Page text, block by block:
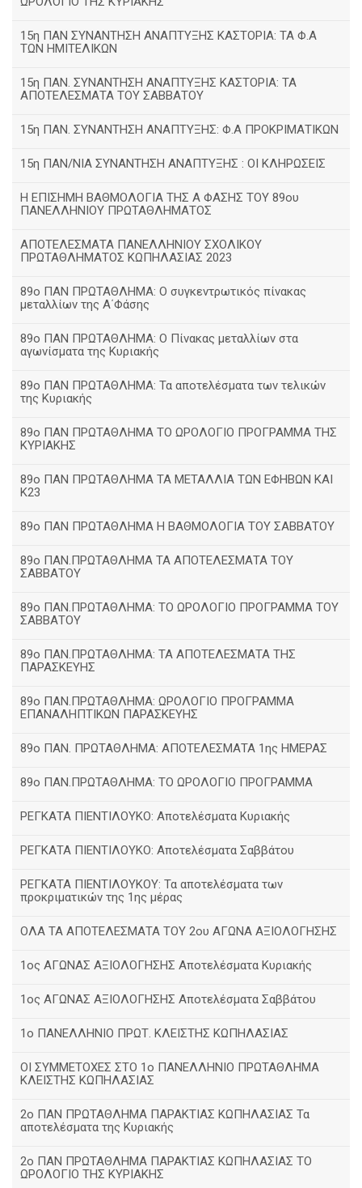
15η ΠΑΝ ΣΥΝΑΝΤΗΣΗ ΑΝΑΠΤΥΞΗΣ ΚΑΣΤΟΡΙΑ: ΤΑ Φ.Α
ΤΩΝ ΗΜΙΤΕΛΙΚΩΝ
15η ΠΑΝ. ΣΥΝΑΝΤΗΣΗ ΑΝΑΠΤΥΞΗΣ ΚΑΣΤΟΡΙΑ: ΤΑ
ΑΠΟΤΕΛΕΣΜΑΤΑ ΤΟΥ ΣΑΒΒΑΤΟΥ
15η ΠΑΝ. ΣΥΝΑΝΤΗΣΗ ΑΝΑΠΤΥΞΗΣ: Φ.Α ΠΡΟΚΡΙΜΑΤΙΚΩΝ
15η ΠΑΝ/ΝΙΑ ΣΥΝΑΝΤΗΣΗ ΑΝΑΠΤΥΞΗΣ : ΟΙ ΚΛΗΡΩΣΕΙΣ
Η ΕΠΙΣΗΜΗ ΒΑΘΜΟΛΟΓΙΑ ΤΗΣ Α ΦΑΣΗΣ ΤΟΥ 89ου
ΠΑΝΕΛΛΗΝΙΟΥ ΠΡΩΤΑΘΛΗΜΑΤΟΣ
ΑΠΟΤΕΛΕΣΜΑΤΑ ΠΑΝΕΛΛΗΝΙΟΥ ΣΧΟΛΙΚΟΥ
ΠΡΩΤΑΘΛΗΜΑΤΟΣ ΚΩΠΗΛΑΣΙΑΣ 2023
89ο ΠΑΝ ΠΡΩΤΑΘΛΗΜΑ: Ο συγκεντρωτικός πίνακας
μεταλλίων της Α΄Φάσης
89ο ΠΑΝ ΠΡΩΤΑΘΛΗΜΑ: Ο Πίνακας μεταλλίων στα
αγωνίσματα της Κυριακής
89ο ΠΑΝ ΠΡΩΤΑΘΛΗΜΑ: Τα αποτελέσματα των τελικών
της Κυριακής
89ο ΠΑΝ ΠΡΩΤΑΘΛΗΜΑ ΤΟ ΩΡΟΛΟΓΙΟ ΠΡΟΓΡΑΜΜΑ ΤΗΣ
ΚΥΡΙΑΚΗΣ
89ο ΠΑΝ ΠΡΩΤΑΘΛΗΜΑ ΤΑ ΜΕΤΑΛΛΙΑ ΤΩΝ ΕΦΗΒΩΝ ΚΑΙ
Κ23
89ο ΠΑΝ ΠΡΩΤΑΘΛΗΜΑ Η ΒΑΘΜΟΛΟΓΙΑ ΤΟΥ ΣΑΒΒΑΤΟΥ
89ο ΠΑΝ.ΠΡΩΤΑΘΛΗΜΑ ΤΑ ΑΠΟΤΕΛΕΣΜΑΤΑ ΤΟΥ
ΣΑΒΒΑΤΟΥ
89ο ΠΑΝ.ΠΡΩΤΑΘΛΗΜΑ: ΤΟ ΩΡΟΛΟΓΙΟ ΠΡΟΓΡΑΜΜΑ ΤΟΥ
ΣΑΒΒΑΤΟΥ
89ο ΠΑΝ.ΠΡΩΤΑΘΛΗΜΑ: ΤΑ ΑΠΟΤΕΛΕΣΜΑΤΑ ΤΗΣ
ΠΑΡΑΣΚΕΥΗΣ
89ο ΠΑΝ.ΠΡΩΤΑΘΛΗΜΑ: ΩΡΟΛΟΓΙΟ ΠΡΟΓΡΑΜΜΑ
ΕΠΑΝΑΛΗΠΤΙΚΩΝ ΠΑΡΑΣΚΕΥΗΣ
89ο ΠΑΝ. ΠΡΩΤΑΘΛΗΜΑ: ΑΠΟΤΕΛΕΣΜΑΤΑ 1ης ΗΜΕΡΑΣ
89ο ΠΑΝ.ΠΡΩΤΑΘΛΗΜΑ: ΤΟ ΩΡΟΛΟΓΙΟ ΠΡΟΓΡΑΜΜΑ
ΡΕΓΚΑΤΑ ΠΙΕΝΤΙΛΟΥΚΟ: Αποτελέσματα Κυριακής
ΡΕΓΚΑΤΑ ΠΙΕΝΤΙΛΟΥΚΟ: Αποτελέσματα Σαββάτου
ΡΕΓΚΑΤΑ ΠΙΕΝΤΙΛΟΥΚΟΥ: Τα αποτελέσματα των
προκριματικών της 1ης μέρας
ΟΛΑ ΤΑ ΑΠΟΤΕΛΕΣΜΑΤΑ ΤΟΥ 2ου ΑΓΩΝΑ ΑΞΙΟΛΟΓΗΣΗΣ
1ος ΑΓΩΝΑΣ ΑΞΙΟΛΟΓΗΣΗΣ Αποτελέσματα Κυριακής
1ος ΑΓΩΝΑΣ ΑΞΙΟΛΟΓΗΣΗΣ Αποτελέσματα Σαββάτου
1ο ΠΑΝΕΛΛΗΝΙΟ ΠΡΩΤ. ΚΛΕΙΣΤΗΣ ΚΩΠΗΛΑΣΙΑΣ
ΟΙ ΣΥΜΜΕΤΟΧΕΣ ΣΤΟ 1ο ΠΑΝΕΛΛΗΝΙΟ ΠΡΩΤΑΘΛΗΜΑ
ΚΛΕΙΣΤΗΣ ΚΩΠΗΛΑΣΙΑΣ
2ο ΠΑΝ ΠΡΩΤΑΘΛΗΜΑ ΠΑΡΑΚΤΙΑΣ ΚΩΠΗΛΑΣΙΑΣ Τα
αποτελέσματα της Κυριακής
2ο ΠΑΝ ΠΡΩΤΑΘΛΗΜΑ ΠΑΡΑΚΤΙΑΣ ΚΩΠΗΛΑΣΙΑΣ ΤΟ
ΩΡΟΛΟΓΙΟ ΤΗΣ ΚΥΡΙΑΚΗΣ